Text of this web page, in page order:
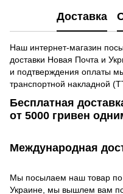
Доставка
Наш интернет-магазин
доставки Новая Почта и
и подтверждения оплаты
транспортной накладной
Бесплатная
от 5000 гривен
Международная
Мы посылаем наш товар
Украине, мы вышлем вам